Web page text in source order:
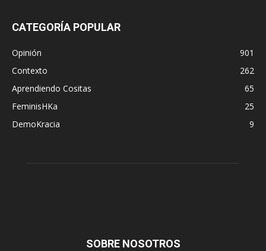
CATEGORÍA POPULAR
Opinión
901
Contexto
262
Aprendiendo Cositas
65
FeminisHKa
25
DemoKracia
9
SOBRE NOSOTROS